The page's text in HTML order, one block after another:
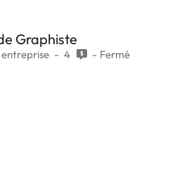
Graphiste
4 Fermé